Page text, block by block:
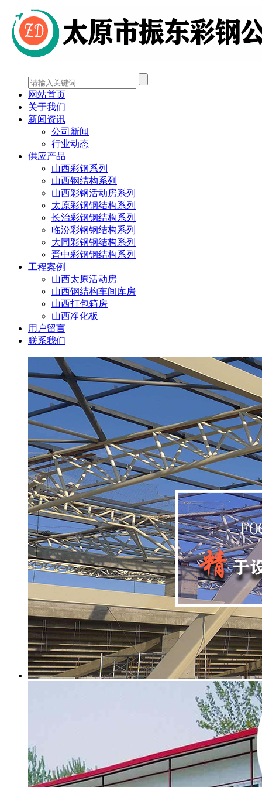
网站首页
关于我们
新闻资讯
公司新闻
行业动态
供应产品
山西彩钢系列
山西钢结构系列
山西彩钢活动房系列
太原彩钢钢结构系列
长治彩钢钢结构系列
临汾彩钢钢结构系列
大同彩钢钢结构系列
晋中彩钢钢结构系列
工程案例
山西太原活动房
山西钢结构车间库房
山西打包箱房
山西净化板
用户留言
联系我们